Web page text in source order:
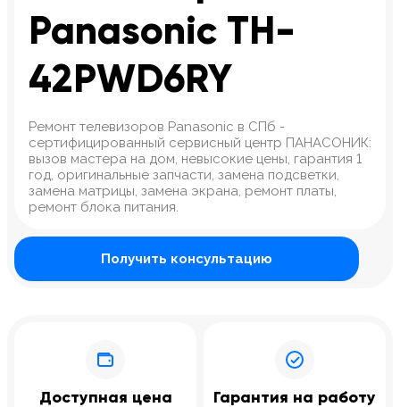
Panasonic TH-
42PWD6RY
Ремонт телевизоров Panasonic в СПб -
сертифицированный сервисный центр ПАНАСОНИК:
вызов мастера на дом, невысокие цены, гарантия 1
год, оригинальные запчасти, замена подсветки,
замена матрицы, замена экрана, ремонт платы,
ремонт блока питания.
Получить консультацию
Доступная цена
Гарантия на работу